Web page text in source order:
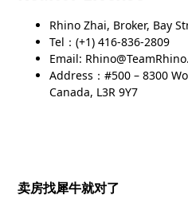
Rhino Zhai, Broker, Bay
Tel：(+1) 416-836-2809
Email:
Address：#500 – 8300
Canada, L3R 9Y7
卖房找犀牛就对了